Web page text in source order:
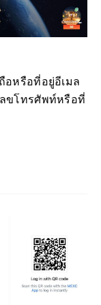
อหรือที่อยู่อีเมล
ขโทรศัพท์หรือที่